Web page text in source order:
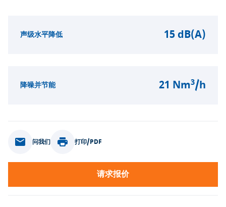
声级水平降低 15 dB(A)
降噪并节能 21 Nm3/h
问我们 打印/PDF
请求报价